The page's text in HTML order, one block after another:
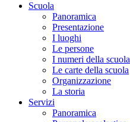
Scuola
Panoramica
Presentazione
I luoghi
Le persone
I numeri della scuola
Le carte della scuola
Organizzazione
La storia
Servizi
Panoramica